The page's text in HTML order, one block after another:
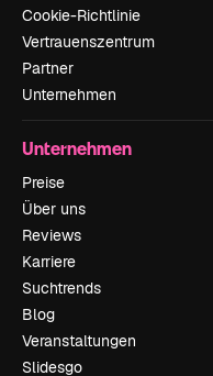
Cookie-Richtlinie
Vertrauenszentrum
Partner
Unternehmen
Unternehmen
Preise
Über uns
Reviews
Karriere
Suchtrends
Blog
Veranstaltungen
Slidesgo